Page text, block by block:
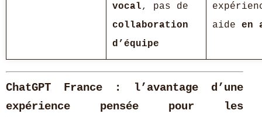
vocal, pas de
collaboration
d’équipe
aide en
ChatGPT France : l’avantage d’une
expérience pensée pour les